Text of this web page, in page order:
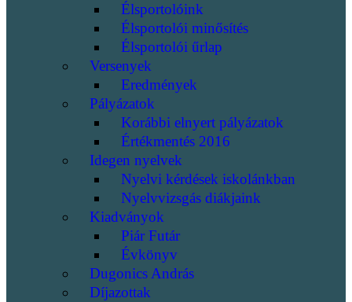
Élsportolóink
Élsportolói minősítés
Élsportolói űrlap
Versenyek
Eredmények
Pályázatok
Korábbi elnyert pályázatok
Értékmentés 2016
Idegen nyelvek
Nyelvi kérdések iskolánkban
Nyelvvizsgás diákjaink
Kiadványok
Piár Futár
Évkönyv
Dugonics András
Díjazottak